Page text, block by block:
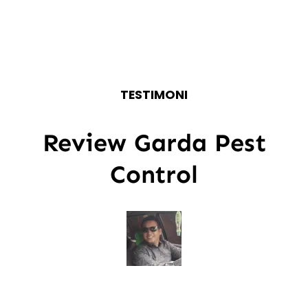
TESTIMONI
Review Garda Pest
Control